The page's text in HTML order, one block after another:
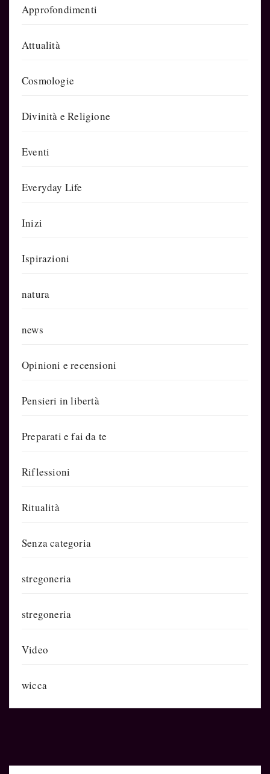
Approfondimenti
Attualità
Cosmologie
Divinità e Religione
Eventi
Everyday Life
Inizi
Ispirazioni
natura
news
Opinioni e recensioni
Pensieri in libertà
Preparati e fai da te
Riflessioni
Ritualità
Senza categoria
stregoneria
stregoneria
Video
wicca